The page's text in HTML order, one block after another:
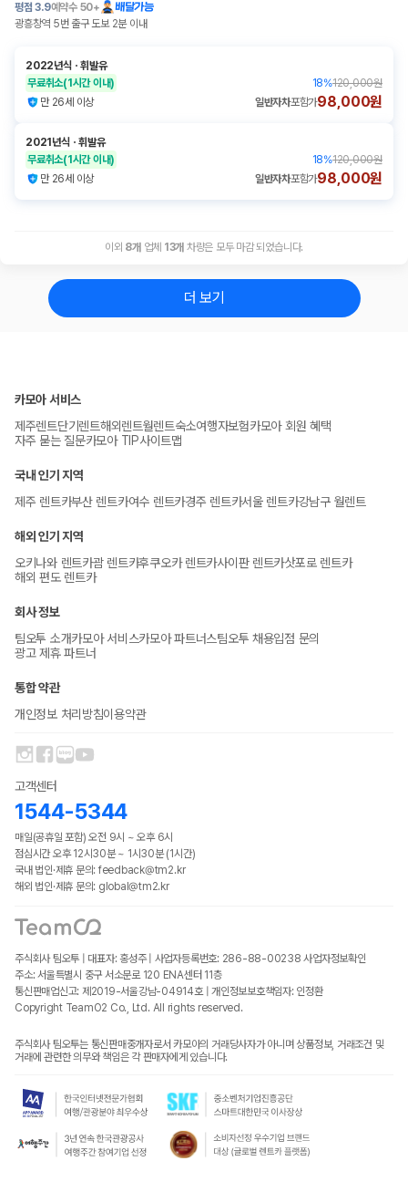
평점 3.9예약수 50+
배달가능
광흥창역 5번 출구 도보 2분 이내
2022년식 ㆍ휘발유
무료취소(1시간 이내) 18%120,000원
만 26세 이상
일반자차포함가98,000원
2021년식 ㆍ휘발유
무료취소(1시간 이내) 18%120,000원
만 26세 이상
일반자차포함가98,000원
이외 8개 업체 13개 차량은 모두 마감 되었습니다.
더 보기
카모아 서비스
제주렌트단기렌트해외렌트월렌트숙소여행자보험카모아 회원 혜택
자주 묻는 질문카모아 TIP사이트맵
국내 인기 지역
제주 렌트카부산 렌트카여수 렌트카경주 렌트카서울 렌트카강남구 월렌트
해외 인기 지역
오키나와 렌트카괌 렌트카후쿠오카 렌트카사이판 렌트카삿포로 렌트카
해외 편도 렌트카
회사 정보
팀오투 소개카모아 서비스카모아 파트너스팀오투 채용입점 문의
광고 제휴 파트너
통합 약관
개인정보 처리방침이용약관
고객센터
1544-5344
매일(공휴일 포함) 오전 9시 ~ 오후 6시
점심시간 오후 12시30분 ~ 1시30분 (1시간)
국내 법인·제휴 문의: feedback@tm2.kr
해외 법인·제휴 문의: global@tm2.kr
주식회사 팀오투 | 대표자: 홍성주 | 사업자등록번호: 286-88-00238 사업자정보확인
주소: 서울특별시 중구 서소문로 120 ENA센터 11층
통신판매업신고: 제2019-서울강남-04914호 | 개인정보보호책임자: 인정환
Copyright TeamO2 Co., Ltd. All rights reserved.
주식회사 팀오투는 통신판매중개자로서 카모아의 거래당사자가 아니며 상품정보, 거래조건 및
거래에 관련한 의무와 책임은 각 판매자에게 있습니다.